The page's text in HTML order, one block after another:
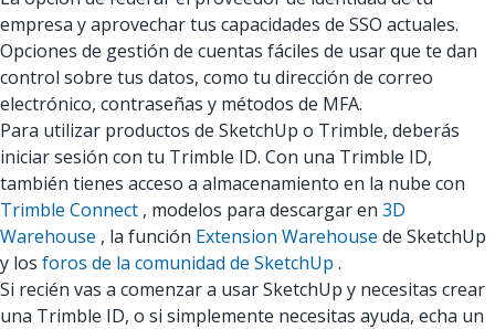
empresa y aprovechar tus capacidades de SSO actuales.
Opciones de gestión de cuentas fáciles de usar que te dan
control sobre tus datos, como tu dirección de correo
electrónico, contraseñas y métodos de MFA.
Para utilizar productos de SketchUp o Trimble, deberás
iniciar sesión con tu Trimble ID. Con una Trimble ID,
también tienes acceso a almacenamiento en la nube con
Trimble Connect , modelos para descargar en 3D
Warehouse , la función Extension Warehouse de SketchUp
y los foros de la comunidad de SketchUp .
Si recién vas a comenzar a usar SketchUp y necesitas crear
una Trimble ID, o si simplemente necesitas ayuda, echa un